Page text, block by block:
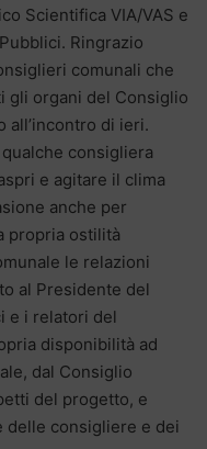
Scientifica VIA/VAS e
Ringrazio
comunali che
gli organi del Consiglio
all’incontro di ieri.
consigliera
e agitare il clima
anche per
propria ostilità
le relazioni
al Presidente del
e i relatori del
disponibilità ad
dal Consiglio
del progetto, e
delle consigliere e dei